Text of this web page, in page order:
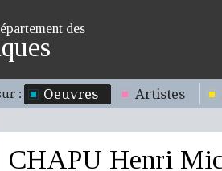
des
: Oeuvres Artistes
CHAPU Henri